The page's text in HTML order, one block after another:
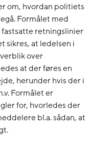
om, hvordan politiets
Formålet med
retningslinier
sikres, at ledelsen i
over
at der føres en
herunder hvis der i
Formålet er
for, hvorledes der
bl.a. sådan, at